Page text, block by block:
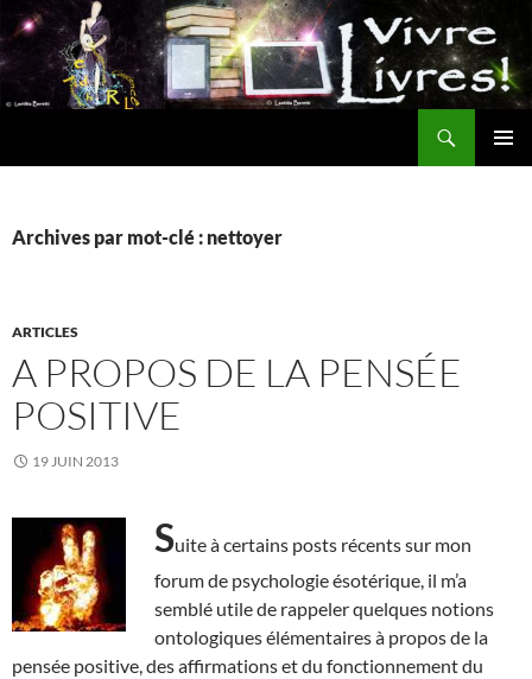
Aller
au
contenu
Archives par mot-clé : nettoyer
ARTICLES
A PROPOS DE LA PENSÉE
POSITIVE
19 JUIN 2013
Suite à certains posts récents sur mon
forum de psychologie ésotérique, il m’a
semblé utile de rappeler quelques notions
ontologiques élémentaires à propos de la
pensée positive, des affirmations et du fonctionnement du